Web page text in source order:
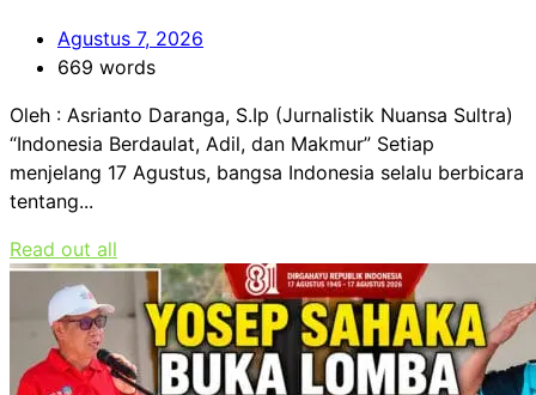
Agustus 7, 2026
669 words
Oleh : Asrianto Daranga, S.Ip (Jurnalistik Nuansa Sultra)
“Indonesia Berdaulat, Adil, dan Makmur” Setiap
menjelang 17 Agustus, bangsa Indonesia selalu berbicara
tentang...
Read out all